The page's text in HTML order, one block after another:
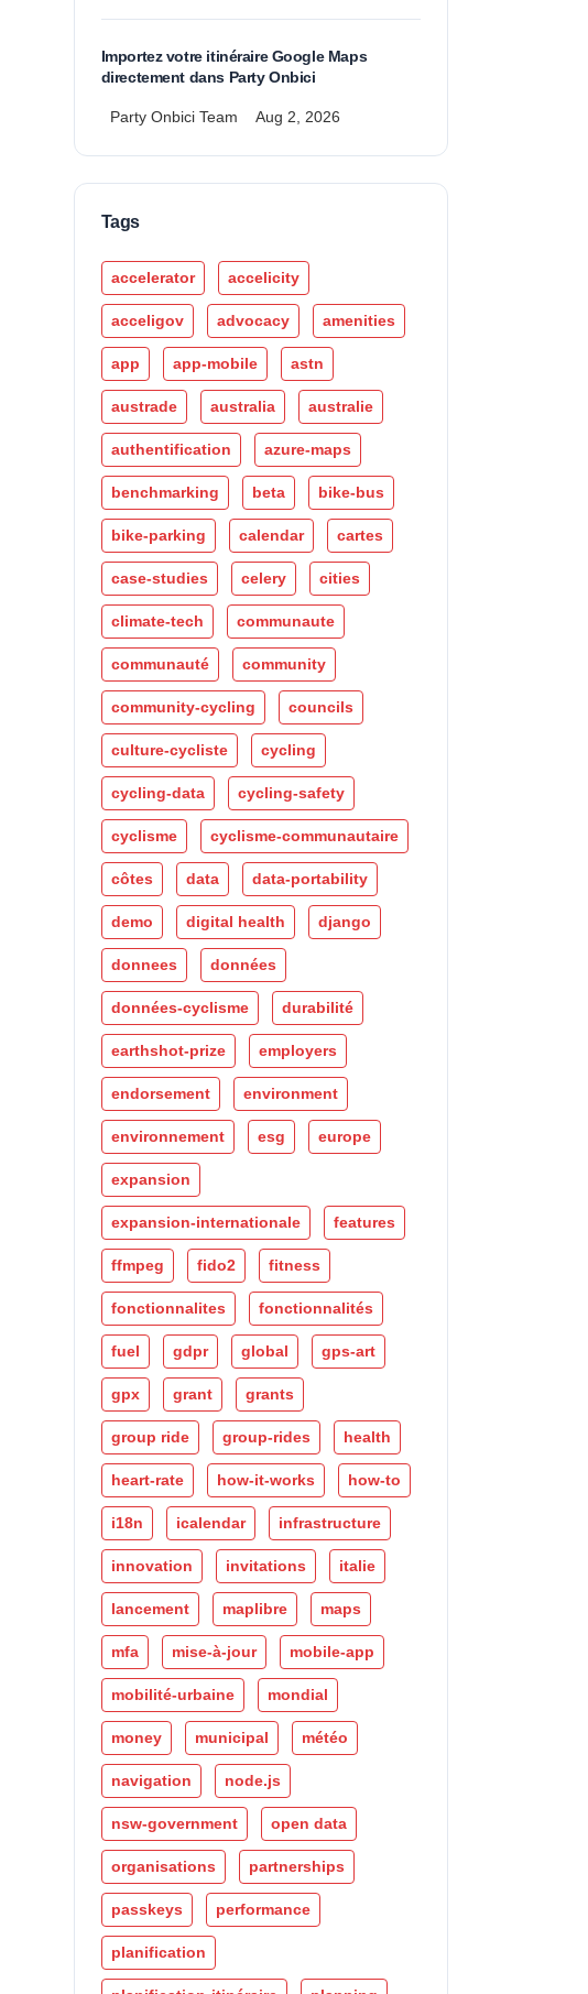
Importez votre itinéraire Google Maps
directement dans Party Onbici
Party Onbici Team Aug 2, 2026
Tags
accelerator accelicity
acceligov advocacy amenities
app app-mobile astn
austrade australia australie
authentification azure-maps
benchmarking beta bike-bus
bike-parking calendar cartes
case-studies celery cities
climate-tech communaute
communauté community
community-cycling councils
culture-cycliste cycling
cycling-data cycling-safety
cyclisme cyclisme-communautaire
côtes data data-portability
demo digital health django
donnees données
données-cyclisme durabilité
earthshot-prize employers
endorsement environment
environnement esg europe
expansion
expansion-internationale features
ffmpeg fido2 fitness
fonctionnalites fonctionnalités
fuel gdpr global gps-art
gpx grant grants
group ride group-rides health
heart-rate how-it-works how-to
i18n icalendar infrastructure
innovation invitations italie
lancement maplibre maps
mfa mise-à-jour mobile-app
mobilité-urbaine mondial
money municipal météo
navigation node.js
nsw-government open data
organisations partnerships
passkeys performance
planification